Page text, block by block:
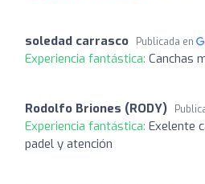
soledad carrasco Publicada en
Experiencia fantástica: Canchas
Rodolfo Briones (RODY)
Experiencia fantástica: Exelente
padel y atención